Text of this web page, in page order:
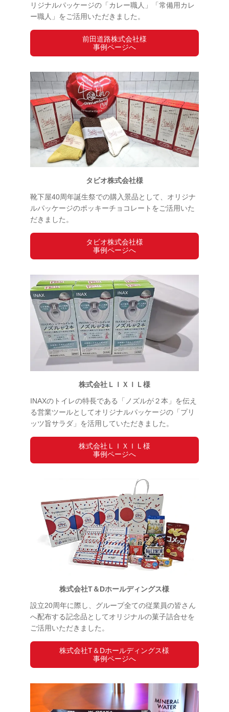
リジナルパッケージの「カレー職人」「常備用カレ
ー職人」をご活用いただきました。
前田道路株式会社様
事例ページへ
タビオ株式会社様
靴下屋40周年誕生祭での購入景品として、オリジナ
ルパッケージのポッキーチョコレートをご活用いた
だきました。
タビオ株式会社様
事例ページへ
株式会社ＬＩＸＩＬ様
INAXのトイレの特長である「ノズルが２本」を伝え
る営業ツールとしてオリジナルパッケージの「プリ
ッツ旨サラダ」を活用していただきました。
株式会社ＬＩＸＩＬ様
事例ページへ
株式会社T＆Dホールディングス様
設立20周年に際し、グループ全ての従業員の皆さん
へ配布する記念品としてオリジナルの菓子詰合せを
ご活用いただきました。
株式会社T＆Dホールディングス様
事例ページへ